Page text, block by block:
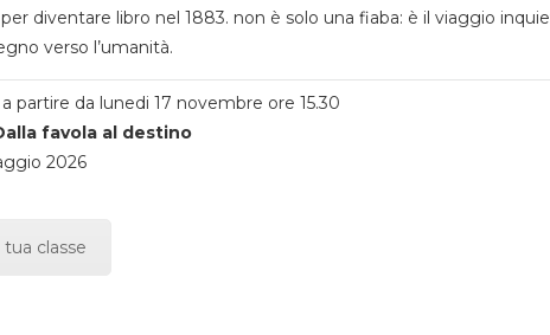
per diventare libro nel 1883. non è solo una fiaba: è il viaggio
verso l’umanità.
partire da lunedi 17 novembre ore 15.30
favola al destino
2026
classe